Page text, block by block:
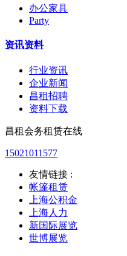
办公家具
Party
资讯资料
行业资讯
企业新闻
昌租招聘
资料下载
昌租会务租赁在线
15021011577
友情链接 :
帐篷租赁
上海公积金
上海人力
新国际展览
世博展览